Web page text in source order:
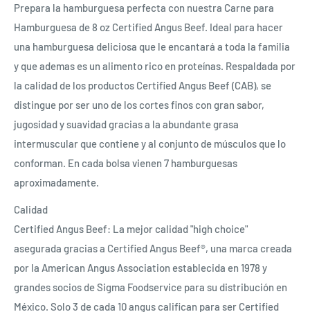
Prepara la hamburguesa perfecta con nuestra Carne para
Hamburguesa de 8 oz Certified Angus Beef. Ideal para hacer
una hamburguesa deliciosa que le encantará a toda la familia
y que ademas es un alimento rico en proteínas. Respaldada por
la calidad de los productos Certified Angus Beef (CAB), se
distingue por ser uno de los cortes finos con gran sabor,
jugosidad y suavidad gracias a la abundante grasa
intermuscular que contiene y al conjunto de músculos que lo
conforman. En cada bolsa vienen 7 hamburguesas
aproximadamente.
Calidad
Certified Angus Beef: La mejor calidad "high choice"
asegurada gracias a Certified Angus Beef®, una marca creada
por la American Angus Association establecida en 1978 y
grandes socios de Sigma Foodservice para su distribución en
México. Solo 3 de cada 10 angus califican para ser Certified